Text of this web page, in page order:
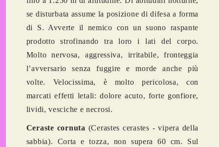
se disturbata assume la posizione di difesa a forma
di S. Avverte il nemico con un suono raspante
prodotto strofinando tra loro i lati del corpo.
Molto nervosa, aggressiva, irritabile, fronteggia
l’avversario senza fuggire e morde anche più
volte. Velocissima, è molto pericolosa, con
marcati effetti letali: dolore acuto, forte gonfiore,
lividi, vesciche e necrosi.
Ceraste cornuta (Cerastes cerastes - vipera della
sabbia). Corta e tozza, non supera 60 cm. Sul